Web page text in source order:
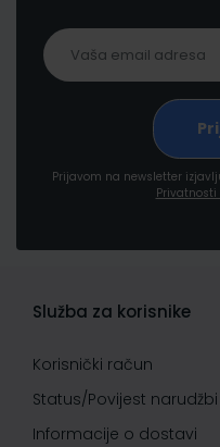
Prijavom na newsletter
Služba za korisnike
Korisnički račun
Status/Povijest narudžbi
Informacije o dostavi